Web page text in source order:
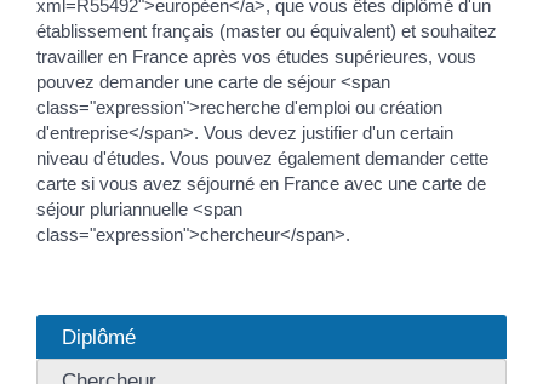
xml=R55492">européen</a>, que vous êtes diplômé d'un
établissement français (master ou équivalent) et souhaitez
travailler en France après vos études supérieures, vous
pouvez demander une carte de séjour <span
class="expression">recherche d'emploi ou création
d'entreprise</span>. Vous devez justifier d'un certain
niveau d'études. Vous pouvez également demander cette
carte si vous avez séjourné en France avec une carte de
séjour pluriannuelle <span
class="expression">chercheur</span>.
Diplômé